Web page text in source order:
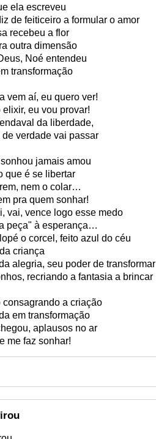
ela escreveu
de feiticeiro a formular o amor
recebeu a flor
outra dimensão
Noé entendeu
transformação
vem aí, eu quero ver!
eu vou provar!
da liberdade,
de verdade vai passar
jamais amou
que é se libertar
nem o colar…
pra quem sonhar!
vai, vence logo esse medo
peça" à esperança…
o corcel, feito azul do céu
criança
alegria, seu poder de transformar
recriando a fantasia a brincar
consagrando a criação
em transformação
aplausos no ar
me faz sonhar!